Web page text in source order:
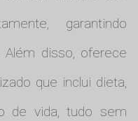
garantindo
Além disso, oferece
que inclui dieta,
de vida, tudo sem